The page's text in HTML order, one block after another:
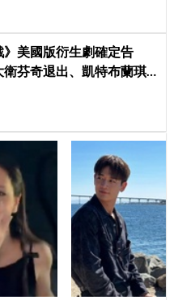
》美國版衍生劇確定告
衛芬奇退出、凱特布蘭琪